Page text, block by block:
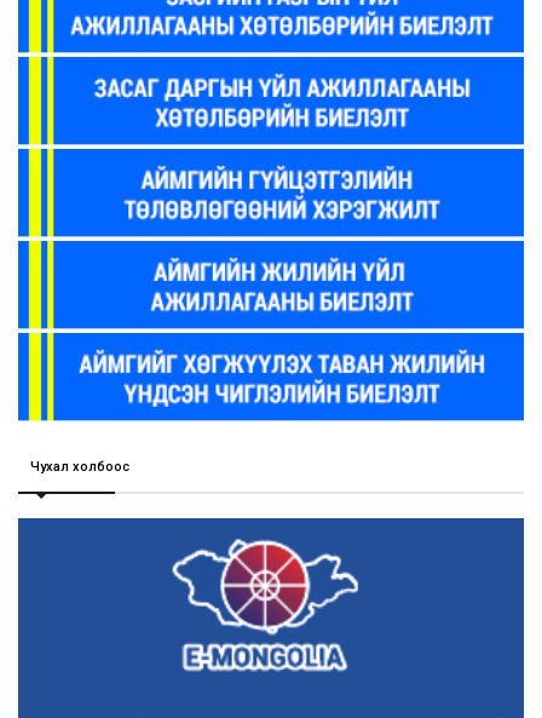
Чухал холбоос